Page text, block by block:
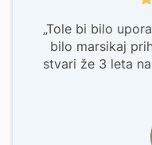
„Tole bi bilo
bilo marsikaj
stvari že 3 leta